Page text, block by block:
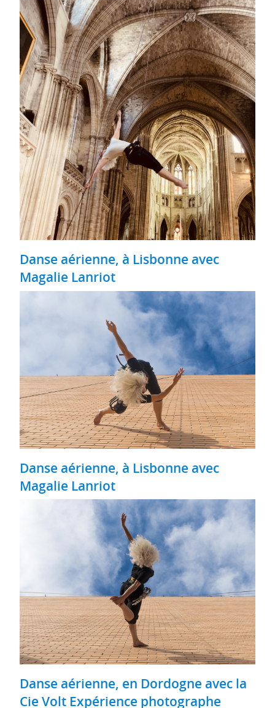
Danse aérienne, à Lisbonne avec
Magalie Lanriot
Danse aérienne, à Lisbonne avec
Magalie Lanriot
Danse aérienne, en Dordogne avec la
Cie Volt Expérience photographe